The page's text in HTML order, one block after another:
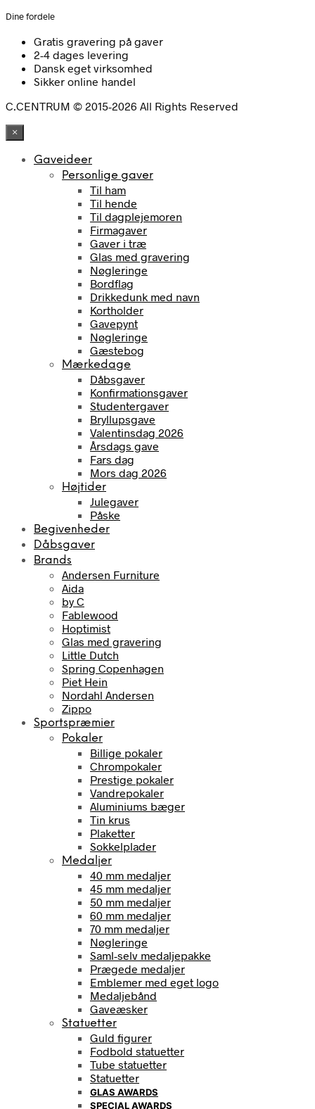
Dine fordele
Gratis gravering på gaver
2-4 dages levering
Dansk eget virksomhed
Sikker online handel
C.CENTRUM © 2015-2026 All Rights Reserved
×
Gaveideer
Personlige gaver
Til ham
Til hende
Til dagplejemoren
Firmagaver
Gaver i træ
Glas med gravering
Nøgleringe
Bordflag
Drikkedunk med navn
Kortholder
Gavepynt
Nøgleringe
Gæstebog
Mærkedage
Dåbsgaver
Konfirmationsgaver
Studentergaver
Bryllupsgave
Valentinsdag 2026
Årsdags gave
Fars dag
Mors dag 2026
Højtider
Julegaver
Påske
Begivenheder
Dåbsgaver
Brands
Andersen Furniture
Aida
by C
Fablewood
Hoptimist
Glas med gravering
Little Dutch
Spring Copenhagen
Piet Hein
Nordahl Andersen
Zippo
Sportspræmier
Pokaler
Billige pokaler
Chrompokaler
Prestige pokaler
Vandrepokaler
Aluminiums bæger
Tin krus
Plaketter
Sokkelplader
Medaljer
40 mm medaljer
45 mm medaljer
50 mm medaljer
60 mm medaljer
70 mm medaljer
Nøgleringe
Saml-selv medaljepakke
Prægede medaljer
Emblemer med eget logo
Medaljebånd
Gaveæsker
Statuetter
Guld figurer
Fodbold statuetter
Tube statuetter
Statuetter
GLAS AWARDS
SPECIAL AWARDS